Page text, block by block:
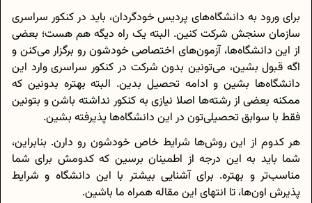
برای ورود به دانشگاه‌های پردیس خودگردان، باید در کنکور سراسری
سازمان سنجش شرکت کنین. البته یک راه دیگه هم هست؛ بعضی
از این دانشگاه‌ها، آزمون‌های اختصاصی خودشون رو برگزار می‌کنن و
اگه قبول بشین، می‌تونین بدون شرکت در کنکور سراسری وارد این
دانشگاه‌ها بشین و ادامه تحصیل بدین. البته بهتره بدونین که
ممکنه بعضی از رشته‌ها اصلا نیازی به کنکور نداشته باشن و بتونین
فقط با سوابق تحصیلی‌تون در این دانشگاه‌ها پذیرفته بشین.
هر کدوم از این روش‌ها شرایط خاص خودشون رو دارن. بنابراین،
شما باید به این درجه از اطمینان برسین که کدومش برای شما
مناسب‌تر و بهتره. برای آشنایی بیشتر با این دانشگاه و شرایط
پذیرش اون‌ها، تا انتهای این مقاله همراه ما باشین.